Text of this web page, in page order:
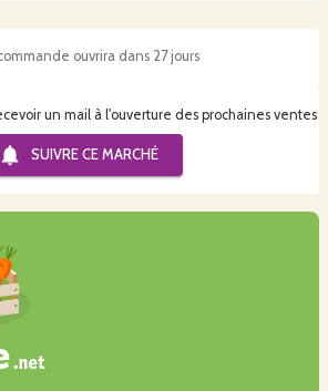
ouvrira dans 27 jours
un mail à l'ouverture des prochaines ventes
SUIVRE CE MARCHÉ